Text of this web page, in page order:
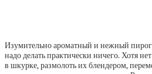
Изумительно ароматный и нежный
надо делать практически ничего. Хотя
в шкурке, размолоть их блендером,